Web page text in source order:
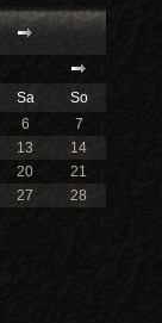
Sa
So
6
7
13
14
20
21
27
28